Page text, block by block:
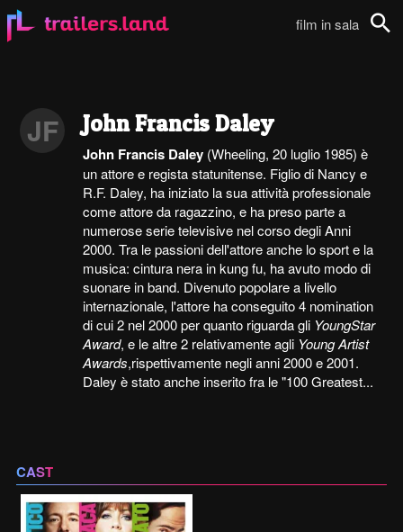
film in sala
JF John Francis Daley
John Francis Daley (Wheeling, 20 luglio 1985) è
un attore e regista statunitense. Figlio di Nancy e
R.F. Daley, ha iniziato la sua attività professionale
come attore da ragazzino, e ha preso parte a
numerose serie televisive nel corso degli Anni
2000. Tra le passioni dell'attore anche lo sport e la
musica: cintura nera in kung fu, ha avuto modo di
suonare in band. Divenuto popolare a livello
internazionale, l'attore ha conseguito 4 nomination
di cui 2 nel 2000 per quanto riguarda gli YoungStar
Award, e le altre 2 relativamente agli Young Artist
Awards,rispettivamente negli anni 2000 e 2001.
Daley è stato anche inserito fra le "100 Greatest...
CAST